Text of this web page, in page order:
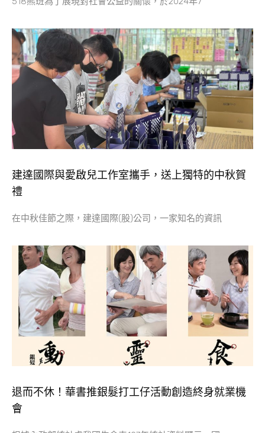
建達國際與愛啟兒工作室攜手，送上獨特的中秋賀
禮
在中秋佳節之際，建達國際(股)公司，一家知名的資訊
退而不休！華書推銀髮打工仔活動創造終身就業機
會